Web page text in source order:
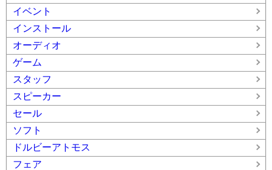
イベント
インストール
オーディオ
ゲーム
スタッフ
スピーカー
セール
ソフト
ドルビーアトモス
フェア